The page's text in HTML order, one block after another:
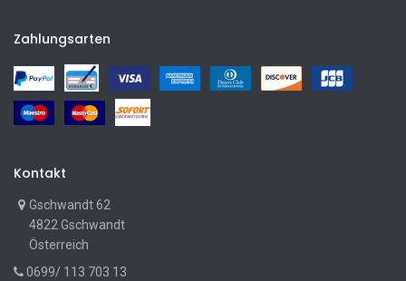
Zahlungsarten
Kontakt
Gschwandt 62
4822 Gschwandt
Österreich
0699/ 113 703 13